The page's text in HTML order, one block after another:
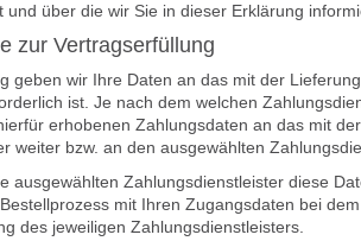
und über die wir Sie in dieser Erklärung
zur Vertragserfüllung
geben wir Ihre Daten an das mit der
ist. Je nach dem welchen
erhobenen Zahlungsdaten an das mit
weiter bzw. an den ausgewählten
ausgewählten Zahlungsdienstleister diese
mit Ihren Zugangsdaten bei
des jeweiligen Zahlungsdienstleisters.